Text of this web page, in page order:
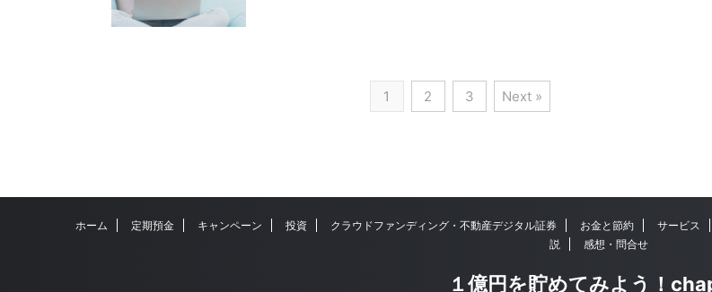
1 2 3 Next »
ホーム 定期預金 キャンペーン 投資 クラウドファンディング・不動産デジタル証券 お金と節約 サービス
説
感想・問合せ
１億円を貯めてみよう！